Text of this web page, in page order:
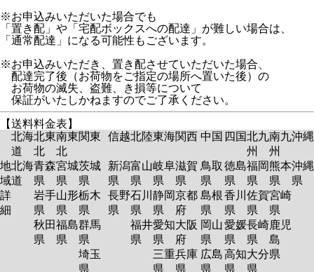
※お申込みいただいた場合でも
「置き配」や「宅配ボックスへの配達」が難しい場合は、
「通常配達」になる可能性もございます。
※お申込みいただき、置き配させていただいた場合、
配達完了後（お荷物をご指定の場所へ置いた後）の
お荷物の滅失、盗難、き損等について
保証がいたしかねますのでご了承ください。
【送料料金表】
北海
道
北東
北
南東
北
関東 信越北陸東海関西 中国 四国北九
州
南九
州
沖縄
地
域
詳
細
北海
道
青森
県
岩手
県
秋田
県
宮城
県
山形
県
福島
県
茨城
県
栃木
県
群馬
県
埼玉
県
新潟
県
長野
県
富山
県
石川
県
福井
県
岐阜
県
静岡
県
愛知
県
三重
県
滋賀
県
京都
府
大阪
府
兵庫
県
鳥取
県
島根
県
岡山
県
広島
県
徳島
県
香川
県
愛媛
県
高知
県
福岡
県
佐賀
県
長崎
県
大分
県
熊本
県
宮崎
県
鹿児
島
県
沖縄
県